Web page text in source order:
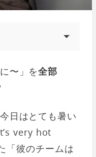
〜」を全部
日はとても暑い
very hot
「彼のチームは